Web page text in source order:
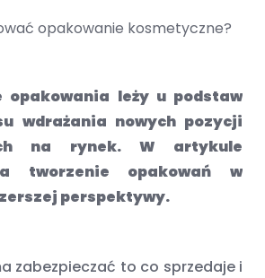
opakowania leży u podstaw
wdrażania nowych pozycji
na rynek. W artykule
tworzenie opakowań w
perspektywy.
zabezpieczać to co sprzedaje i